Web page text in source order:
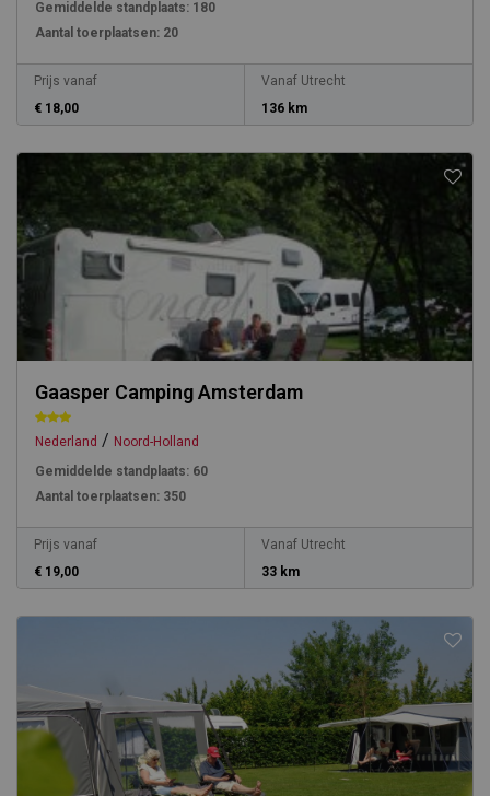
Gemiddelde standplaats: 180
Aantal toerplaatsen: 20
Prijs vanaf
€ 18,00
Vanaf Utrecht
136 km
Gaasper Camping Amsterdam
Nederland / Noord-Holland
Gemiddelde standplaats: 60
Aantal toerplaatsen: 350
Prijs vanaf
€ 19,00
Vanaf Utrecht
33 km